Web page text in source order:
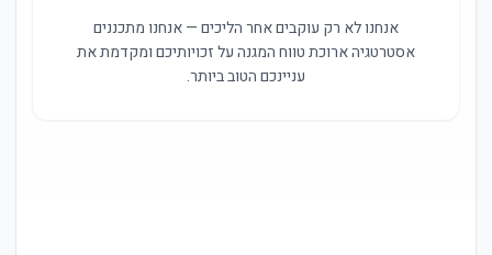
אנחנו לא רק עוקבים אחר הליכים — אנחנו מתכננים
אסטרטגיה ארוכת טווח המגנה על זכויותיכם ומקדמת את
עניינכם הטוב ביותר.